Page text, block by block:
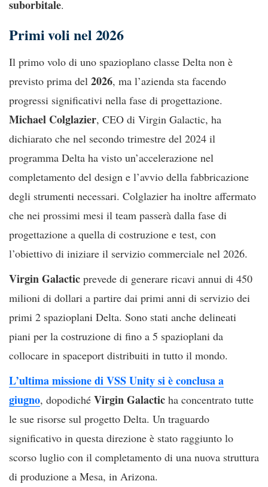
suborbitale.
Primi voli nel 2026
Il primo volo di uno spazioplano classe Delta non è
previsto prima del 2026, ma l’azienda sta facendo
progressi significativi nella fase di progettazione.
Michael Colglazier, CEO di Virgin Galactic, ha
dichiarato che nel secondo trimestre del 2024 il
programma Delta ha visto un’accelerazione nel
completamento del design e l’avvio della fabbricazione
degli strumenti necessari. Colglazier ha inoltre affermato
che nei prossimi mesi il team passerà dalla fase di
progettazione a quella di costruzione e test, con
l’obiettivo di iniziare il servizio commerciale nel 2026.
Virgin Galactic prevede di generare ricavi annui di 450
milioni di dollari a partire dai primi anni di servizio dei
primi 2 spazioplani Delta. Sono stati anche delineati
piani per la costruzione di fino a 5 spazioplani da
collocare in spaceport distribuiti in tutto il mondo.
L’ultima missione di VSS Unity si è conclusa a
giugno, dopodiché Virgin Galactic ha concentrato tutte
le sue risorse sul progetto Delta. Un traguardo
significativo in questa direzione è stato raggiunto lo
scorso luglio con il completamento di una nuova struttura
di produzione a Mesa, in Arizona.